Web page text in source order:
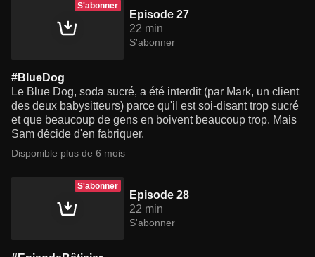
S'abonner
Episode 27
22 min
S'abonner
#BlueDog
Le Blue Dog, soda sucré, a été interdit (par Mark, un client
des deux babysitteurs) parce qu'il est soi-disant trop sucré
et que beaucoup de gens en boivent beaucoup trop. Mais
Sam décide d'en fabriquer.
Disponible plus de 6 mois
S'abonner
Episode 28
22 min
S'abonner